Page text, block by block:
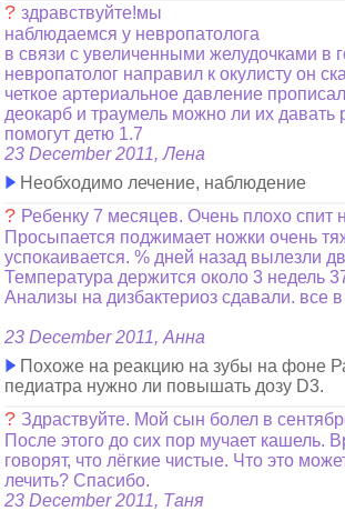
?здравствуйте!мы
наблюдаемся у невропатолога
в связи с увеличенными желудочками в
невропатолог направил к окулисту он
четкое артериальное давление
деокарб и траумель можно ли их давать
помогут детю 1.7
23 December 2011, Лена
Необходимо лечение, наблюдение
? Ребенку 7 месяцев. Очень плохо спит
Просыпается поджимает ножки очень
успокаивается. % дней назад вылезли
Температура держится около 3 недель
Анализы на дизбактериоз сдавали. все
23 December 2011, Анна
Похоже на реакцию на зубы на фоне
педиатра нужно ли повышать дозу D3.
? Здраствуйте. Мой сын болел в
После этого до сих пор мучает кашель.
говорят, что лёгкие чистые. Что это
лечить? Спасибо.
23 December 2011, Таня